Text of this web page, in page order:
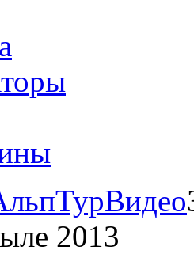
Видео
2013